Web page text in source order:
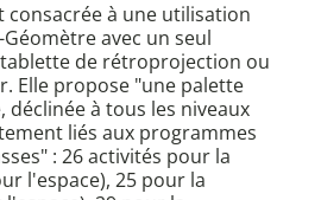
consacrée à une utilisation
avec un seul
de rétroprojection ou
Elle propose "une palette
déclinée à tous les niveaux
liés aux programmes
: 26 activités pour la
l'espace), 25 pour la